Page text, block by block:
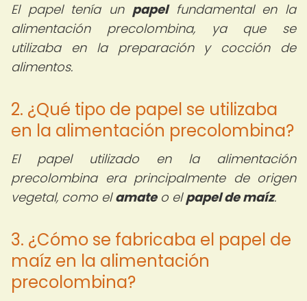
El papel tenía un papelfundamental en la
alimentación precolombina, ya que se
utilizaba en la preparación y cocción de
alimentos.
2. ¿Qué tipo de papel se utilizaba
en la alimentación precolombina?
El papel utilizado en la alimentación
precolombina era principalmente de origen
vegetal, como elamateo elpapel de maíz.
3. ¿Cómo se fabricaba el papel de
maíz en la alimentación
precolombina?